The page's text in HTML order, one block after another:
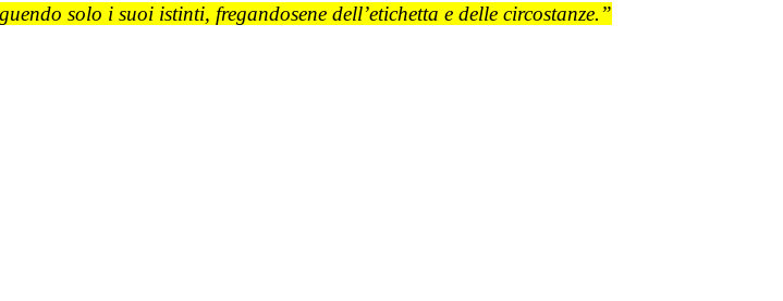
solo i suoi istinti, fregandosene dell’etichetta e delle circostanze.”